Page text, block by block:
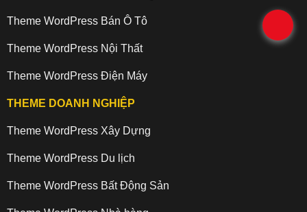
Theme WordPress Bán Ô Tô
Theme WordPress Nội Thất
Theme WordPress Điện Máy
THEME DOANH NGHIỆP
Theme WordPress Xây Dựng
Theme WordPress Du lịch
Theme WordPress Bất Động Sản